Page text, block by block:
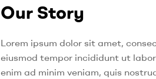
Our Story
Lorem ipsum dolor sit amet,
eiusmod tempor incididunt ut
enim ad minim veniam, quis